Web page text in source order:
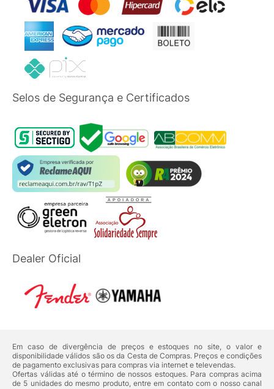
Selos de Segurança e Certificados
Dealer Oficial
Em caso de divergência de preços e estoques no site, o valor e
disponibilidade válidos são os da Cesta de Compras. Preços e condições
de pagamento exclusivas para compras via internet e televendas.
Ofertas válidas até o término de nossos estoques. Para compras acima
de 5 unidades do mesmo produto, entre em contato com o nosso canal